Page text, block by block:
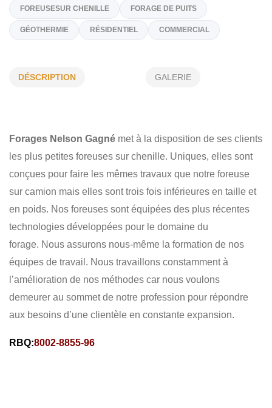
http://www.foragesnelsongagne.com/
Spécialités
GÉOTHERMIE RÉSIDENTIEL COMMERCIAL
DÉSCRIPTION GALERIE
Forages Nelson Gagné met à la disposition de ses clients
les plus petites foreuses sur chenille. Uniques, elles sont
conçues pour faire les mêmes travaux que notre foreuse
sur camion mais elles sont trois fois inférieures en taille et
en poids. Nos foreuses sont équipées des plus récentes
technologies développées pour le domaine du
forage. Nous assurons nous-même la formation de nos
équipes de travail. Nous travaillons constamment à
l’amélioration de nos méthodes car nous voulons
demeurer au sommet de notre profession pour répondre
aux besoins d’une clientèle en constante expansion.
RBQ:8002-8855-96